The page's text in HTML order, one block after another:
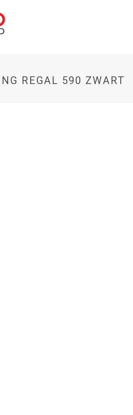
REGAL 590 ZWART